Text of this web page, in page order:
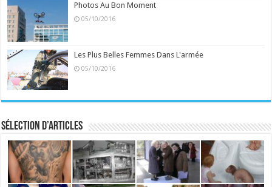
Photos Au Bon Moment
05/10/2016
Les Plus Belles Femmes Dans L'armée
05/10/2016
Sélection d’articles